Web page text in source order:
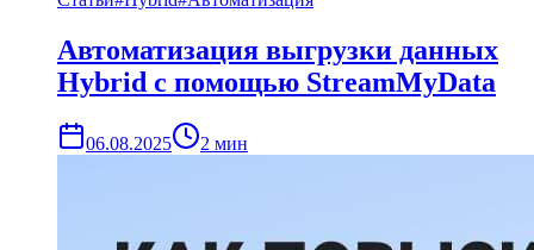
Автоматизация выгрузки данных
Hybrid с помощью StreamMyData
06.08.2025 2 мин